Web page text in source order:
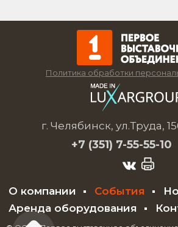
Политика обработки
г. Челябинск, ул.Труда,
+7 (351) 7-55-55-10
О компании События
Аренда оборудования